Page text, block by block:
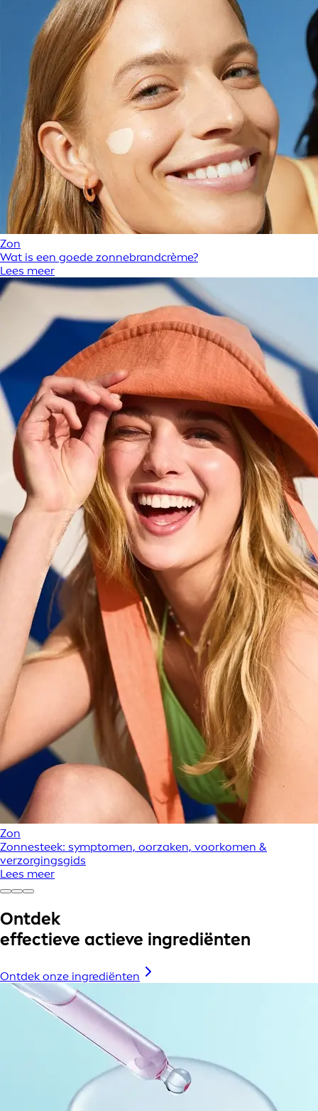
Zon
Wat is een goede zonnebrandcrème?
Lees meer
Zon
Zonnesteek: symptomen, oorzaken, voorkomen &
verzorgingsgids
Lees meer
Ontdek
effectieve actieve ingrediënten
Ontdek onze ingrediënten